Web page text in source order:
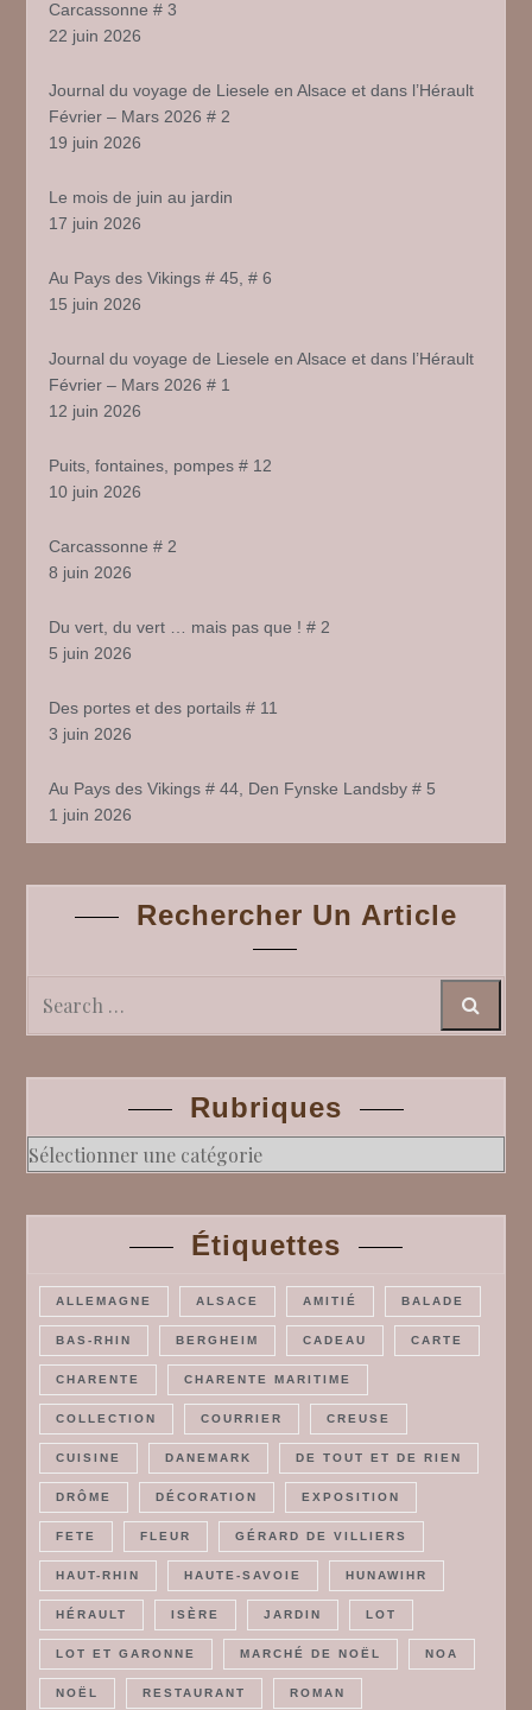
Carcassonne # 3
22 juin 2026
Journal du voyage de Liesele en Alsace et dans l’Hérault
Février – Mars 2026 # 2
19 juin 2026
Le mois de juin au jardin
17 juin 2026
Au Pays des Vikings # 45, # 6
15 juin 2026
Journal du voyage de Liesele en Alsace et dans l’Hérault
Février – Mars 2026 # 1
12 juin 2026
Puits, fontaines, pompes # 12
10 juin 2026
Carcassonne # 2
8 juin 2026
Du vert, du vert … mais pas que ! # 2
5 juin 2026
Des portes et des portails # 11
3 juin 2026
Au Pays des Vikings # 44, Den Fynske Landsby # 5
1 juin 2026
Rechercher Un Article
Rubriques
Rubriques
Étiquettes
ALLEMAGNE ALSACE AMITIÉ BALADE
BAS-RHIN BERGHEIM CADEAU CARTE
CHARENTE CHARENTE MARITIME
COLLECTION COURRIER CREUSE
CUISINE DANEMARK DE TOUT ET DE RIEN
DRÔME DÉCORATION EXPOSITION
FETE FLEUR GÉRARD DE VILLIERS
HAUT-RHIN HAUTE-SAVOIE HUNAWIHR
HÉRAULT ISÈRE JARDIN LOT
LOT ET GARONNE MARCHÉ DE NOËL NOA
NOËL RESTAURANT ROMAN